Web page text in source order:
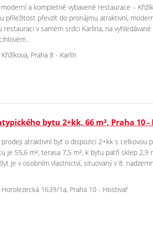
a kompletně vybavené restaurace –
příležitost převzít do pronájmu atraktivní,
restauraci v samém srdci Karlína, na
Křižíkova, Praha 8 - Karlín
bytu 2+kk, 66 m², Praha 10
prodeji atraktivní byt o dispozici 2+kk s celkovou
je 55,6 m², terasa 7,5 m², k bytu patří sklep 2,9
je v osobním vlastnictví, situovaný v 8.
Horolezecká 1639/1a, Praha 10 - Hostivař